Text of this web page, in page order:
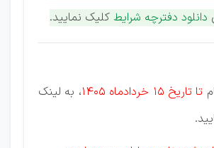
دانلود دفترچه شرایط کلیک نمایید.
تا تاریخ 15 خردادماه 1405
، به لینک